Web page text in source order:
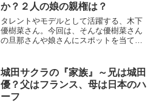
か？２人の娘の親権は？
タレントやモデルとして活躍する、木下
優樹菜さん。今回は、そんな優樹菜さん
の旦那さんや娘さんにスポットを当て、
日身長：166cm血液型：A型◆実家・生い
立ち木下優樹...
城田サクラの『家族』～兄は城田
優？父はフランス、母は日本のハ
ーフ